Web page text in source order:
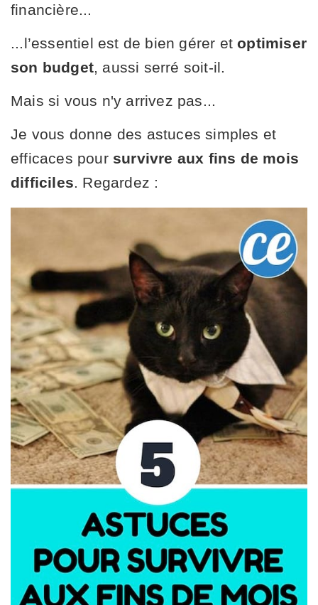
financière...
...l’essentiel est de bien gérer et optimiser
son budget , aussi serré soit-il.
Mais si vous n'y arrivez pas...
Je vous donne des astuces simples et
efficaces pour survivre aux fins de mois
difficiles . Regardez :